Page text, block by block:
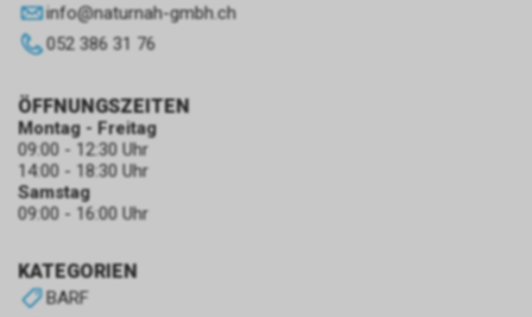
info@naturnah-gmbh.ch
052 386 31 76
KATEGORIEN
BARF
ÖFFNUNGSZEITEN
Montag - Freitag
09:00 - 12:30 Uhr
14:00 - 18:30 Uhr
Samstag
09:00 - 16:00 Uhr